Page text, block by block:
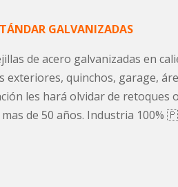
GALVANIZADAS
de acero galvanizadas en
exteriores, quinchos, garage,
les hará olvidar de retoques
de 50 años. Industria 100%